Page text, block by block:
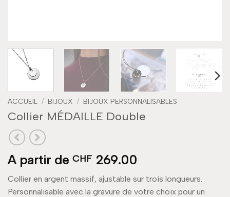
ACCUEIL / BIJOUX / BIJOUX PERSONNALISABLES
Collier MÉDAILLE Double
A partir de CHF 269.00
Collier en argent massif, ajustable sur trois longueurs.
Personnalisable avec la gravure de votre choix pour un